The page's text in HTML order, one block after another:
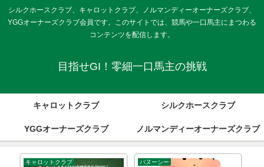
シルクホースクラブ、キャロットクラブ、ノルマンディーオーナーズクラブ、
YGGオーナーズクラブ会員です。このサイトでは、競馬や一口馬主にまつわる
コンテンツを配信します。
目指せGI！零細一口馬主の挑戦
キャロットクラブ シルクホースクラブ
YGGオーナーズクラブ ノルマンディーオーナーズクラブ
キャロットクラブ バヌーシー